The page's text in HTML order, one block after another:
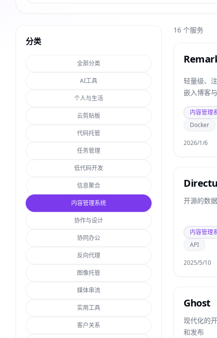
分类
全部分类
AI工具
个人与生活
云剪贴板
代码托管
任务管理
低代码开发
信息聚合
内容管理系统
协作与设计
协同办公
反向代理
图像托管
媒体串流
实用工具
客户关系
16 个服务
轻量级、
嵌入博客
内容管理
Docker
2026/1/6
开源的数
内容管理
API
2025/5/10
Ghost
现代化的
和发布